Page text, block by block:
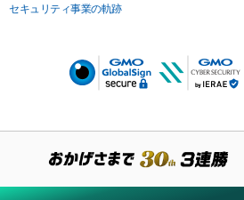
セキュリティ事業の軌跡